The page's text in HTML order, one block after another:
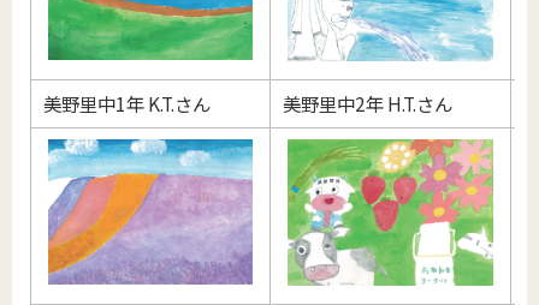
美野里中1年 K.T.さん 美野里中2年 H.T.さん